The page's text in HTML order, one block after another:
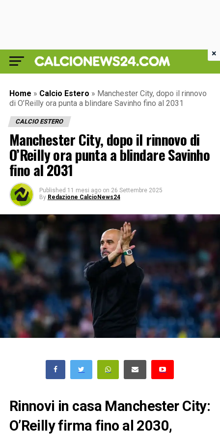
Home » Calcio Estero » Manchester City, dopo il rinnovo
di O’Reilly ora punta a blindare Savinho fino al 2031
CALCIO ESTERO
Manchester City, dopo il rinnovo di
O’Reilly ora punta a blindare Savinho
fino al 2031
Published 11 mesi ago on 26 Settembre 2025
By Redazione CalcioNews24
Rinnovi in casa Manchester City:
O’Reilly firma fino al 2030,
×